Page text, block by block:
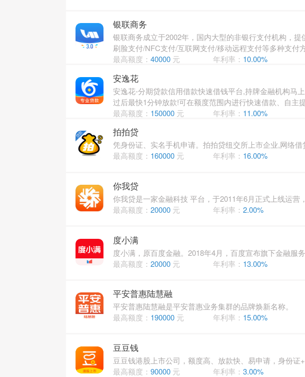
银联商务
银联商务成立于2002年，国内大型的非银行支付机构，
刷脸支付/NFC支付/互联网支付/移动远程支付等多种支付方
最高额度： 40000元 年利率： 10.00%
安逸花
安逸花-分期贷款信用借款快速借钱平台,持牌金融机构马
过后最快1分钟放款!可在额度范围内进行快速借款、自主
最高额度： 150000元 年利率： 11.00%
拍拍贷
凭身份证、实名手机申请。拍拍贷纽交所上市企业,网络
最高额度： 160000元 年利率： 16.00%
你我贷
你我贷是一家金融科技 平台，于2011年6月正式上线运营
最高额度： 20000元 年利率：2.00%
度小满
度小满，原百度金融。2018年4月，百度宣布旗下金融服
最高额度： 20000元 年利率： 13.00%
平安普惠陆慧融
平安普惠陆慧融是平安普惠业务集群的品牌焕新名称。
最高额度： 190000元 年利率： 15.00%
豆豆钱
豆豆钱港股上市公司，额度高、放款快、易申请，身份证
最高额度： 90000元 年利率：3.00%